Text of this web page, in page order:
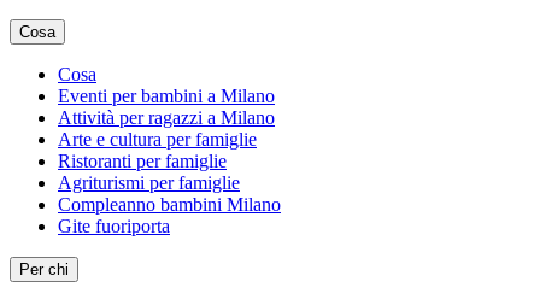
Cosa
Cosa
Eventi per bambini a Milano
Attività per ragazzi a Milano
Arte e cultura per famiglie
Ristoranti per famiglie
Agriturismi per famiglie
Compleanno bambini Milano
Gite fuoriporta
Per chi